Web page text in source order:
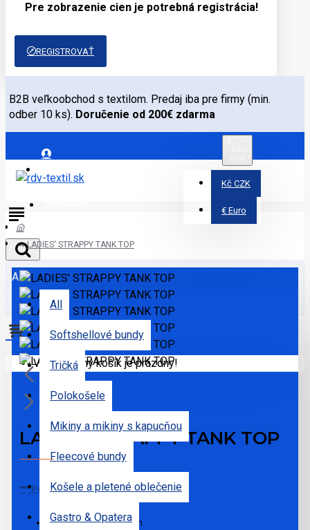
Pre zobrazenie cien je potrebná registrácia!
REGISTROVAŤ
B2B veľkoobchod s textilom. Predaj iba pre firmy (min.
odber 10 ks). Doručenie od 200€ zdarma
Kč CZK
€ Euro
All
All
Softshellové bundy
Tričká
Polokošele
Mikiny a mikiny s kapucňou
Fleecové bundy
Košele a pletené oblečenie
Gastro & Opatera
Váš nákupný košík je prázdny!
LADIES' STRAPPY TANK TOP
LADIES' STRAPPY TANK TOP
POPIS
95 % bavlna/5 % elastan